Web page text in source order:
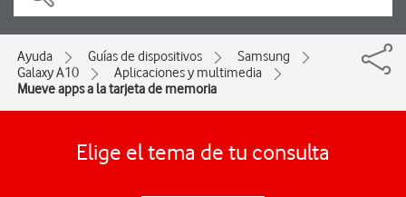
Ayuda Guías de dispositivos
Samsung
Galaxy A10
Aplicaciones y multimedia
Mueve apps a la tarjeta de memoria
Elige el tema de tu consulta